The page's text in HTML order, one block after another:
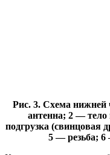
Рис. 3. Схема нижней
антенна; 2 —
подгрузка (свинцовая
5 — резьба;